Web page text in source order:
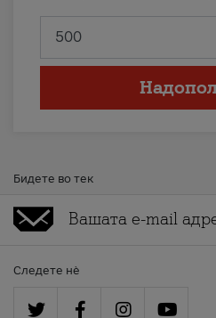
Бидете во тек
Следете нè